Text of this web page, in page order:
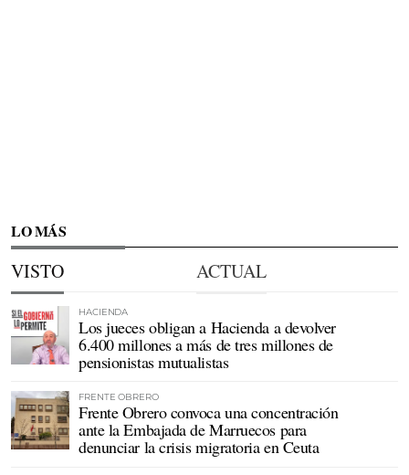
LO MÁS
VISTO ACTUAL
HACIENDA
Los jueces obligan a Hacienda a devolver
6.400 millones a más de tres millones de
pensionistas mutualistas
FRENTE OBRERO
Frente Obrero convoca una concentración
ante la Embajada de Marruecos para
denunciar la crisis migratoria en Ceuta